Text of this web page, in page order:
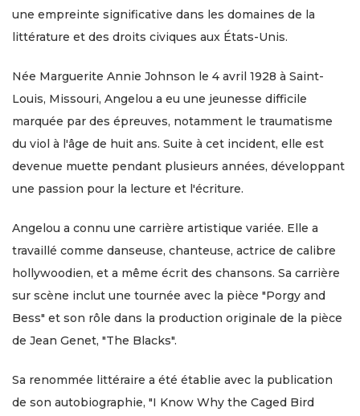
une empreinte significative dans les domaines de la
littérature et des droits civiques aux États-Unis.
Née Marguerite Annie Johnson le 4 avril 1928 à Saint-
Louis, Missouri, Angelou a eu une jeunesse difficile
marquée par des épreuves, notamment le traumatisme
du viol à l'âge de huit ans. Suite à cet incident, elle est
devenue muette pendant plusieurs années, développant
une passion pour la lecture et l'écriture.
Angelou a connu une carrière artistique variée. Elle a
travaillé comme danseuse, chanteuse, actrice de calibre
hollywoodien, et a même écrit des chansons. Sa carrière
sur scène inclut une tournée avec la pièce "Porgy and
Bess" et son rôle dans la production originale de la pièce
de Jean Genet, "The Blacks".
Sa renommée littéraire a été établie avec la publication
de son autobiographie, "I Know Why the Caged Bird